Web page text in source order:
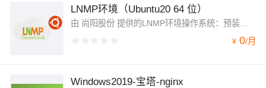
LNMP环境（Ubuntu20 64 位）
由 尚阳股份 提供的LNMP环境操作系统：预装了 Ubuntu20 64 位php 运行环境（Ubuntu20 64 位|PHP7.2.31 |MariaDB10.1.45|nginx1.18）等其他组件，可在云服务器上一键部署。
¥ 0/月
Windows2019-宝塔-nginx